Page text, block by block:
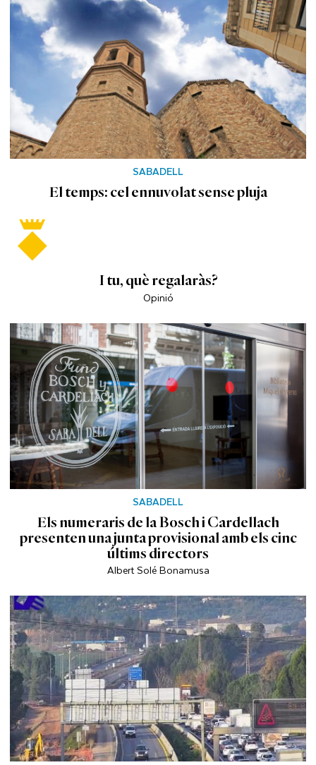
SABADELL
El temps: cel ennuvolat sense pluja
I tu, què regalaràs?
Opinió
SABADELL
Els numeraris de la Bosch i Cardellach
presenten una junta provisional amb els cinc
últims directors
Albert Solé Bonamusa